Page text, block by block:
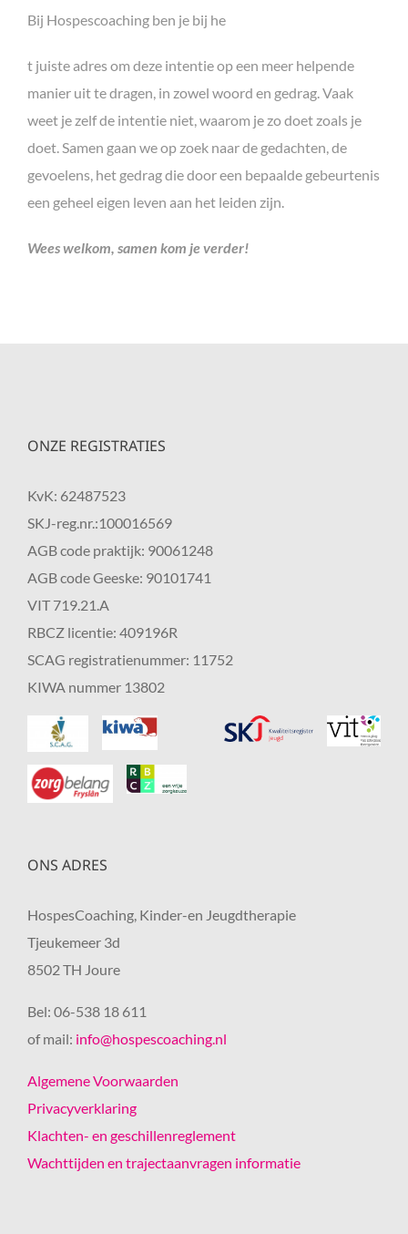
Bij Hospescoaching ben je bij he
t juiste adres om deze intentie op een meer helpende
manier uit te dragen, in zowel woord en gedrag. Vaak
weet je zelf de intentie niet, waarom je zo doet zoals je
doet. Samen gaan we op zoek naar de gedachten, de
gevoelens, het gedrag die door een bepaalde gebeurtenis
een geheel eigen leven aan het leiden zijn.
Wees welkom, samen kom je verder!
ONZE REGISTRATIES
KvK: 62487523
SKJ-reg.nr.:100016569
AGB code praktijk: 90061248
AGB code Geeske: 90101741
VIT 719.21.A
RBCZ licentie: 409196R
SCAG registratienummer: 11752
KIWA nummer 13802
ONS ADRES
HospesCoaching, Kinder-en Jeugdtherapie
Tjeukemeer 3d
8502 TH Joure
Bel: 06-538 18 611
of mail: info@hospescoaching.nl
Algemene Voorwaarden
Privacyverklaring
Klachten- en geschillenreglement
Wachttijden en trajectaanvragen informatie